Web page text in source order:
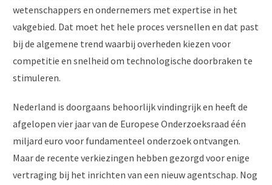
wetenschappers en ondernemers met expertise in het
vakgebied. Dat moet het hele proces versnellen en dat past
bij de algemene trend waarbij overheden kiezen voor
competitie en snelheid om technologische doorbraken te
stimuleren.
Nederland is doorgaans behoorlijk vindingrijk en heeft de
afgelopen vier jaar van de Europese Onderzoeksraad één
miljard euro voor fundamenteel onderzoek ontvangen.
Maar de recente verkiezingen hebben gezorgd voor enige
vertraging bij het inrichten van een nieuw agentschap. Nog